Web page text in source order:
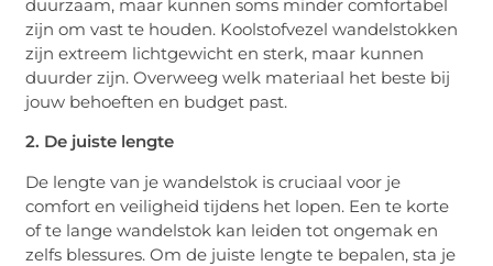
duurzaam, maar kunnen soms minder comfortabel
zijn om vast te houden. Koolstofvezel wandelstokken
zijn extreem lichtgewicht en sterk, maar kunnen
duurder zijn. Overweeg welk materiaal het beste bij
jouw behoeften en budget past.
2. De juiste lengte
De lengte van je wandelstok is cruciaal voor je
comfort en veiligheid tijdens het lopen. Een te korte
of te lange wandelstok kan leiden tot ongemak en
zelfs blessures. Om de juiste lengte te bepalen, sta je